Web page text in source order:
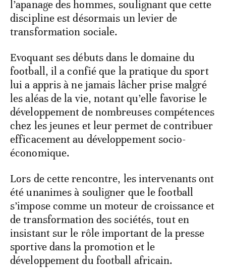
l’apanage des hommes, soulignant que cette
discipline est désormais un levier de
transformation sociale.
Evoquant ses débuts dans le domaine du
football, il a confié que la pratique du sport
lui a appris à ne jamais lâcher prise malgré
les aléas de la vie, notant qu’elle favorise le
développement de nombreuses compétences
chez les jeunes et leur permet de contribuer
efficacement au développement socio-
économique.
Lors de cette rencontre, les intervenants ont
été unanimes à souligner que le football
s’impose comme un moteur de croissance et
de transformation des sociétés, tout en
insistant sur le rôle important de la presse
sportive dans la promotion et le
développement du football africain.